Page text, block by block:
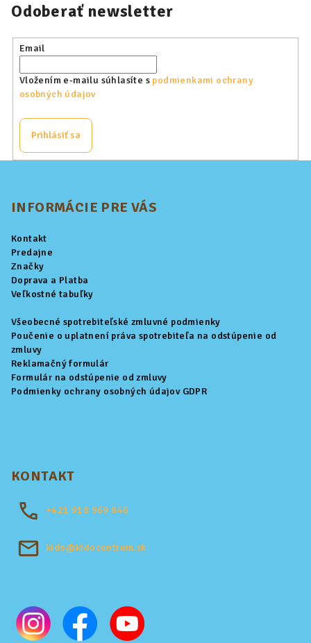
Odoberať newsletter
Email
Vložením e-mailu súhlasíte s podmienkami ochrany
osobných údajov
Prihlásiť sa
INFORMÁCIE PRE VÁS
Kontakt
Predajne
Značky
Doprava a Platba
Veľkostné tabuľky
Všeobecné spotrebiteľské zmluvné podmienky
Poučenie o uplatnení práva spotrebiteľa na odstúpenie od
zmluvy
Reklamačný formulár
Formulár na odstúpenie od zmluvy
Podmienky ochrany osobných údajov GDPR
KONTAKT
+421 918 969 846
kido@kidocentrum.sk